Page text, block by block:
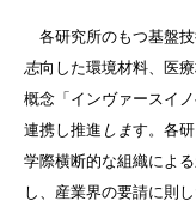
各研究所のもつ基盤
志向した環境材料、医
概念「インヴァースイ
連携し推進 します。各
学際横断的な組織によ
し、産業界の要請に則